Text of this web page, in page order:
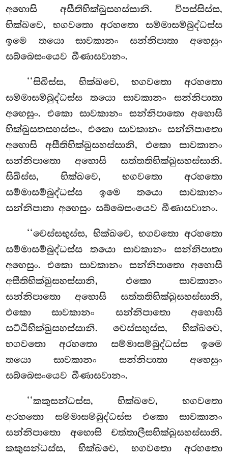
අහොසි අසීතිභික්ඛුසහස්සානි. විපස්සිස්ස,
භික්ඛවෙ, භගවතො අරහතො සම්මාසම්බුද්ධස්ස
ඉමෙ තයො සාවකානං සන්නිපාතා අහෙසුං
සබ්බෙසංයෙව ඛීණාසවානං.
‘‘සිඛිස්ස, භික්ඛවෙ, භගවතො අරහතො
සම්මාසම්බුද්ධස්ස තයො සාවකානං සන්නිපාතා
අහෙසුං. එකො සාවකානං සන්නිපාතො අහොසි
භික්ඛුසතසහස්සං, එකො සාවකානං සන්නිපාතො
අහොසි අසීතිභික්ඛුසහස්සානි, එකො සාවකානං
සන්නිපාතො අහොසි සත්තතිභික්ඛුසහස්සානි.
සිඛිස්ස, භික්ඛවෙ, භගවතො අරහතො
සම්මාසම්බුද්ධස්ස ඉමෙ තයො සාවකානං
සන්නිපාතා අහෙසුං සබ්බෙසංයෙව ඛීණාසවානං.
‘‘වෙස්සභුස්ස, භික්ඛවෙ, භගවතො අරහතො
සම්මාසම්බුද්ධස්ස තයො සාවකානං සන්නිපාතා
අහෙසුං. එකො සාවකානං සන්නිපාතො අහොසි
අසීතිභික්ඛුසහස්සානි, එකො සාවකානං
සන්නිපාතො අහොසි සත්තතිභික්ඛුසහස්සානි,
එකො සාවකානං සන්නිපාතො අහොසි
සට්ඨිභික්ඛුසහස්සානි. වෙස්සභුස්ස, භික්ඛවෙ,
භගවතො අරහතො සම්මාසම්බුද්ධස්ස ඉමෙ
තයො සාවකානං සන්නිපාතා අහෙසුං
සබ්බෙසංයෙව ඛීණාසවානං.
‘‘කකුසන්ධස්ස, භික්ඛවෙ, භගවතො
අරහතො සම්මාසම්බුද්ධස්ස එකො සාවකානං
සන්නිපාතො අහොසි චත්තාලීසභික්ඛුසහස්සානි.
කකුසන්ධස්ස, භික්ඛවෙ, භගවතො අරහතො